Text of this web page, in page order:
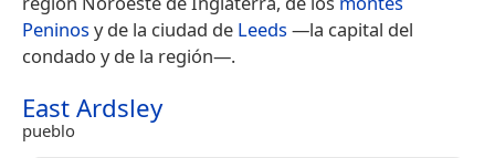
Peninosy de la ciudad de Leeds—la capital del
condado y de la región—.
East Ardsley
pueblo